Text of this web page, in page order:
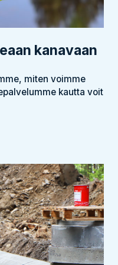
kanavaan
miten voimme
kautta voit